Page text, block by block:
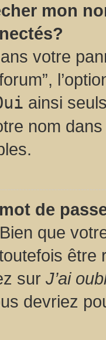
mon
votre
ainsi
nom
de
que
être
sur J’ai
devriez